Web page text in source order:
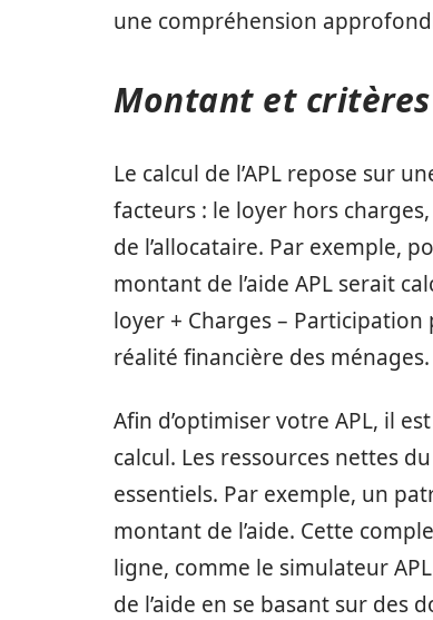
une compréhension
Montant et critères
Le calcul de l’APL repose sur
facteurs : le loyer hors
de l’allocataire. Par exemple,
montant de l’aide APL serait
loyer + Charges –
réalité financière des ménages.
Afin d’optimiser votre APL, il
calcul. Les ressources nettes
essentiels. Par exemple, un
montant de l’aide. Cette
ligne, comme le simulateur
de l’aide en se basant sur des